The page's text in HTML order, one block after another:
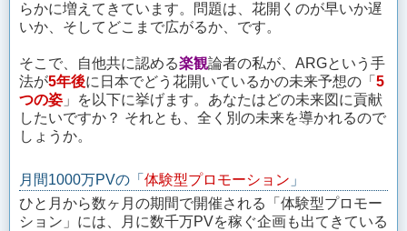
らかに増えてきています。問題は、花開くのが早いか遅
いか、そしてどこまで広がるか、です。
そこで、自他共に認める楽観論者の私が、ARGという手
法が5年後に日本でどう花開いているかの未来予想の「 5
つの姿 」を以下に挙げます。あなたはどの未来図に貢献
したいですか？ それとも、全く別の未来を導かれるので
しょうか。
月間1000万PVの「 体験型プロモーション 」
ひと月から数ヶ月の期間で開催される「体験型プロモー
ション」には、月に数千万PVを稼ぐ企画も出てきている